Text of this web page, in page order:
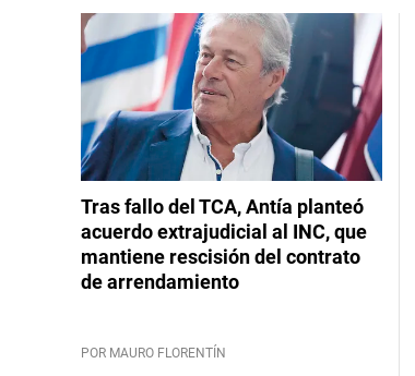
Tras fallo del TCA, Antía planteó
acuerdo extrajudicial al INC, que
mantiene rescisión del contrato
de arrendamiento
POR MAURO FLORENTÍN